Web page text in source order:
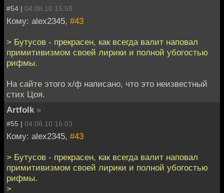
#54 | 04.08.10 15:58
Кому: alex2345, #43
> Бутусов - прекрасен, как всегда валит наповал
примитивизмом своей лирики и полной убогостью
рифмы.
На сайте этого х/ф написано, что это неизвестный
стих Цоя.
Artfolk »
#55 | 04.08.10 16:03
Кому: alex2345, #43
> Бутусов - прекрасен, как всегда валит наповал
примитивизмом своей лирики и полной убогостью
рифмы.
>